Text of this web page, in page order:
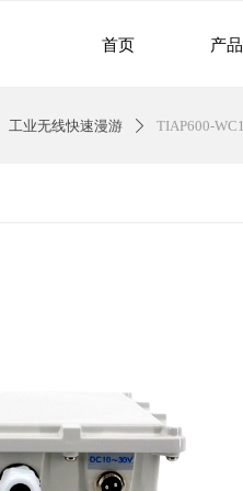
首页 产
工业无线快速漫游 ꄲ TIAP600-